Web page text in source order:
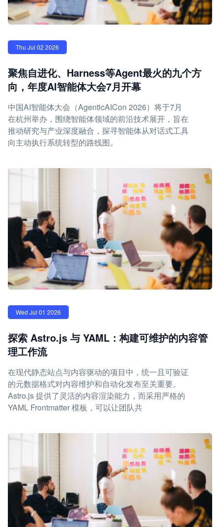
Thu Jul 02 2026
聚焦自进化、Harness等Agent最火的九个方
向，年度AI智能体大会7月开幕
中国AI智能体大会（AgenticAICon 2026）将于7月
在杭州举办，围绕智能体领域的前沿技术展开，旨在
推动研究与产业深度融合，探寻智能体从对话式工具
向主动执行系统转型的路线图。
Wed Jul 01 2026
探索 Astro.js 与 YAML：构建可维护的内容管
理工作流
在现代静态站点与内容驱动的项目中，统一且可验证
的元数据格式对内容维护和自动化发布至关重要。
Astro.js 提供了灵活的内容渲染能力，而采用严格的
YAML Frontmatter 模板，可以让团队共